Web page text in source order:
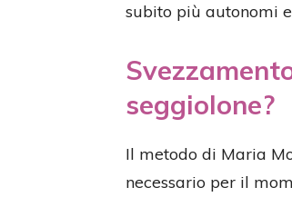
subito più autonomi
seggiolone?
Il metodo di Maria
necessario per il